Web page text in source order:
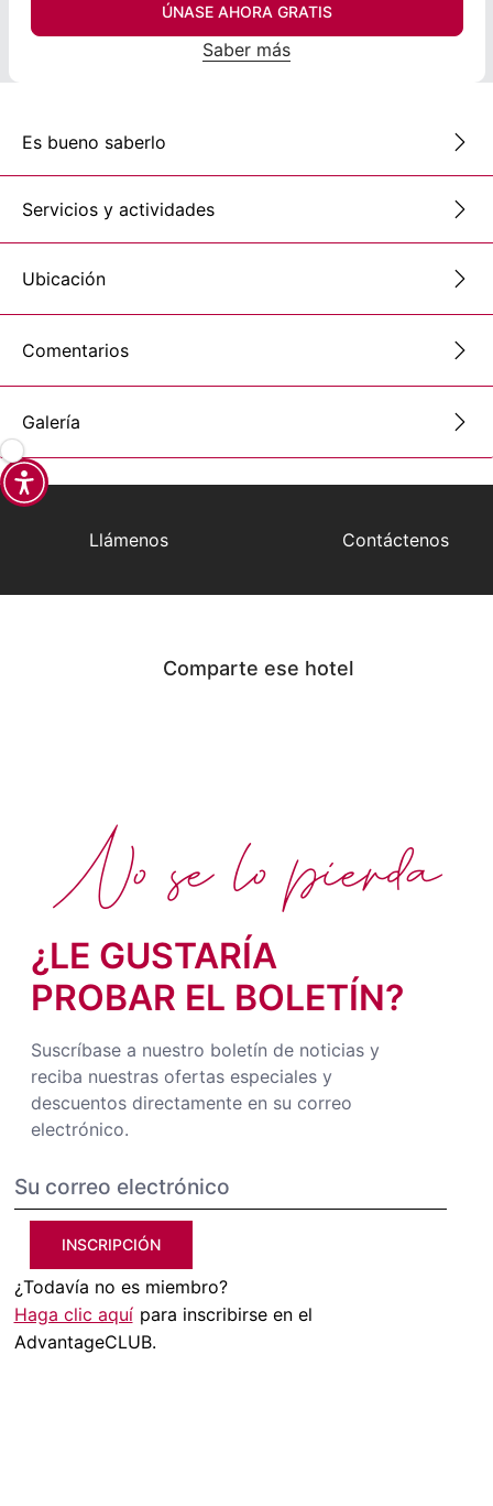
ÚNASE AHORA GRATIS
Saber más
Es bueno saberlo
Servicios y actividades
Ubicación
Comentarios
Galería
Llámenos Contáctenos
Comparte ese hotel
¿LE GUSTARÍA
PROBAR EL BOLETÍN?
Suscríbase a nuestro boletín de noticias y
reciba nuestras ofertas especiales y
descuentos directamente en su correo
electrónico.
INSCRIPCIÓN
¿Todavía no es miembro?
Haga clic aquí para inscribirse en el
AdvantageCLUB.
No se lo pierda